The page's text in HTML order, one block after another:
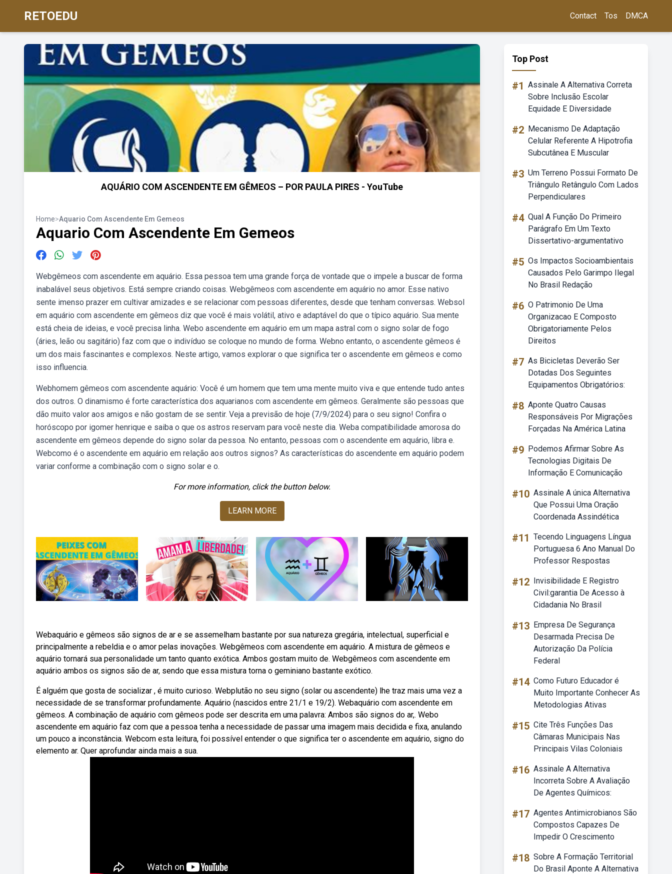
RETOEDU Contact Tos DMCA
AQUÁRIO COM ASCENDENTE EM GÊMEOS – POR PAULA PIRES - YouTube
Home>Aquario Com Ascendente Em Gemeos
Aquario Com Ascendente Em Gemeos
Webgêmeos com ascendente em aquário. Essa pessoa tem uma grande força de vontade que o impele a buscar de forma
inabalável seus objetivos. Está sempre criando coisas. Webgêmeos com ascendente em aquário no amor. Esse nativo
sente imenso prazer em cultivar amizades e se relacionar com pessoas diferentes, desde que tenham conversas. Websol
em aquário com ascendente em gêmeos diz que você é mais volátil, ativo e adaptável do que o típico aquário. Sua mente
está cheia de ideias, e você precisa linha. Webo ascendente em aquário em um mapa astral com o signo solar de fogo
(áries, leão ou sagitário) faz com que o indivíduo se coloque no mundo de forma. Webno entanto, o ascendente gêmeos é
um dos mais fascinantes e complexos. Neste artigo, vamos explorar o que significa ter o ascendente em gêmeos e como
isso influencia.
Webhomem gêmeos com ascendente aquário: Você é um homem que tem uma mente muito viva e que entende tudo antes
dos outros. O dinamismo é forte característica dos aquarianos com ascendente em gêmeos. Geralmente são pessoas que
dão muito valor aos amigos e não gostam de se sentir. Veja a previsão de hoje (7/9/2024) para o seu signo! Confira o
horóscopo por igomer henrique e saiba o que os astros reservam para você neste dia. Weba compatibilidade amorosa do
ascendente em gêmeos depende do signo solar da pessoa. No entanto, pessoas com o ascendente em aquário, libra e.
Webcomo é o ascendente em aquário em relação aos outros signos? As características do ascendente em aquário podem
variar conforme a combinação com o signo solar e o.
For more information, click the button below.
LEARN MORE
Webaquário e gêmeos são signos de ar e se assemelham bastante por sua natureza gregária, intelectual, superficial e
principalmente a rebeldia e o amor pelas inovações. Webgêmeos com ascendente em aquário. A mistura de gêmeos e
aquário tornará sua personalidade um tanto quanto exótica. Ambos gostam muito de. Webgêmeos com ascendente em
aquário ambos os signos são de ar, sendo que essa mistura torna o geminiano bastante exótico.
É alguém que gosta de socializar , é muito curioso. Webplutão no seu signo (solar ou ascendente) lhe traz mais uma vez a
necessidade de se transformar profundamente. Aquário (nascidos entre 21/1 e 19/2). Webaquário com ascendente em
gêmeos. A combinação de aquário com gêmeos pode ser descrita em uma palavra: Ambos são signos do ar,. Webo
ascendente em aquário faz com que a pessoa tenha a necessidade de passar uma imagem mais decidida e fixa, anulando
um pouco a inconstância. Webcom esta leitura, foi possível entender o que significa ter o ascendente em aquário, signo do
elemento ar. Quer aprofundar ainda mais a sua.
Top Post
#1 Assinale A Alternativa Correta
Sobre Inclusão Escolar
Equidade E Diversidade
#2 Mecanismo De Adaptação
Celular Referente A Hipotrofia
Subcutânea E Muscular
#3 Um Terreno Possui Formato De
Triângulo Retângulo Com Lados
Perpendiculares
#4 Qual A Função Do Primeiro
Parágrafo Em Um Texto
Dissertativo-argumentativo
#5 Os Impactos Socioambientais
Causados Pelo Garimpo Ilegal
No Brasil Redação
#6 O Patrimonio De Uma
Organizacao E Composto
Obrigatoriamente Pelos
Direitos
#7 As Bicicletas Deverão Ser
Dotadas Dos Seguintes
Equipamentos Obrigatórios:
#8 Aponte Quatro Causas
Responsáveis Por Migrações
Forçadas Na América Latina
#9 Podemos Afirmar Sobre As
Tecnologias Digitais De
Informação E Comunicação
#10 Assinale A única Alternativa
Que Possui Uma Oração
Coordenada Assindética
#11 Tecendo Linguagens Língua
Portuguesa 6 Ano Manual Do
Professor Respostas
#12 Invisibilidade E Registro
Civil:garantia De Acesso à
Cidadania No Brasil
#13 Empresa De Segurança
Desarmada Precisa De
Autorização Da Polícia
Federal
#14 Como Futuro Educador é
Muito Importante Conhecer As
Metodologias Ativas
#15 Cite Três Funções Das
Câmaras Municipais Nas
Principais Vilas Coloniais
#16 Assinale A Alternativa
Incorreta Sobre A Avaliação
De Agentes Químicos:
#17 Agentes Antimicrobianos São
Compostos Capazes De
Impedir O Crescimento
#18 Sobre A Formação Territorial
Do Brasil Aponte A Alternativa